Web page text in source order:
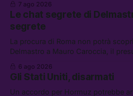
lavoro, Schlein prova a mettere in
che cos’è lo “Spiralismo,” la
7 ago 2026
Le chat segrete di
segrete
La procura di Roma non potrà
Delmastro a Mauro Caroccia, il
attacchi in Libano, il governo
flessibilità in armi e energia, e
abbandonata
6 ago 2026
Gli Stati Uniti, disarmati
Un accordo per Hormuz potrebbe